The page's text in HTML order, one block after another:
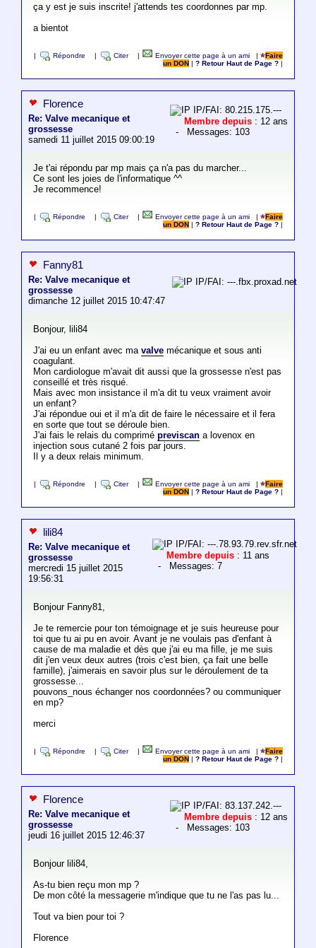
ça y est je suis inscrite! j'attends tes coordonnes par mp.
a bientot
Répondre Citer Envoyer cette page à un ami |
Faire
un DON
|? Retour Haut de Page ?
Florence
Re: Valve mecanique et
grossesse
samedi 11 juillet 2015 09:00:19
IP/FAI: 80.215.175.---
Membre depuis : 12 ans
- Messages: 103
Je t'ai répondu par mp mais ça n'a pas du marcher...
Ce sont les joies de l'informatique ^^
Je recommence!
Répondre Citer Envoyer cette page à un ami |
Faire
un DON
|? Retour Haut de Page ?
Fanny81
Re: Valve mecanique et
grossesse
dimanche 12 juillet 2015 10:47:47
IP/FAI: ---.fbx.proxad.net
Bonjour, lili84
J'ai eu un enfant avec ma valvemécanique et sous anti
coagulant.
Mon cardiologue m'avait dit aussi que la grossesse n'est pas
conseillé et très risqué.
Mais avec mon insistance il m'a dit tu veux vraiment avoir
un enfant?
J'ai répondue oui et il m'a dit de faire le nécessaire et il fera
en sorte que tout se déroule bien.
J'ai fais le relais du comprimé previscana lovenox en
injection sous cutané 2 fois par jours.
Il y a deux relais minimum.
Répondre Citer Envoyer cette page à un ami |
Faire
un DON
|? Retour Haut de Page ?
lili84
Re: Valve mecanique et
grossesse
mercredi 15 juillet 2015
19:56:31
IP/FAI: ---.78.93.79.rev.sfr.net
Membre depuis : 11 ans
- Messages: 7
Bonjour Fanny81,
Je te remercie pour ton témoignage et je suis heureuse pour
toi que tu ai pu en avoir. Avant je ne voulais pas d'enfant à
cause de ma maladie et dès que j'ai eu ma fille, je me suis
dit j'en veux deux autres (trois c'est bien, ça fait une belle
famille), j'aimerais en savoir plus sur le déroulement de ta
grossesse...
pouvons_nous échanger nos coordonnées? ou communiquer
en mp?
merci
Répondre Citer Envoyer cette page à un ami |
Faire
un DON
|? Retour Haut de Page ?
Florence
Re: Valve mecanique et
grossesse
jeudi 16 juillet 2015 12:46:37
IP/FAI: 83.137.242.---
Membre depuis : 12 ans
- Messages: 103
Bonjour lili84,
As-tu bien reçu mon mp ?
De mon côté la messagerie m'indique que tu ne l'as pas lu...
Tout va bien pour toi ?
Florence